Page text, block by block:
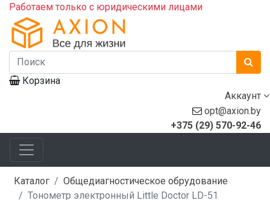
Работаем только с юридическими лицами
Корзина
Аккаунт
opt@axion.by
+375 (29) 570-92-46
Каталог
Общедиагностическое обрудование
Тонометр электронный Little Doctor LD-51